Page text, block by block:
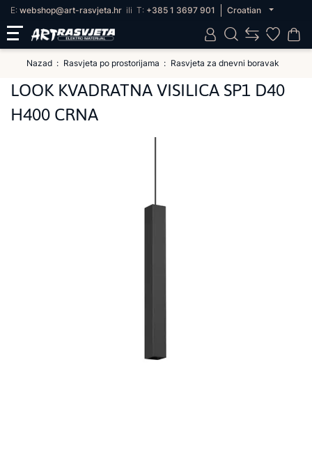
E: webshop@art-rasvjeta.hr ili T: +385 1 3697 901 Croatian
Nazad Rasvjeta po prostorijama Rasvjeta za dnevni boravak
LOOK KVADRATNA VISILICA SP1 D40
H400 CRNA